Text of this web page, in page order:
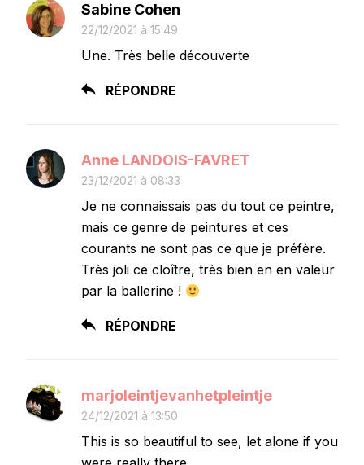
Sabine Cohen
22/12/2021 à 15:49
Une. Très belle découverte
RÉPONDRE
Anne LANDOIS-FAVRET
23/12/2021 à 08:33
Je ne connaissais pas du tout ce peintre,
mais ce genre de peintures et ces
courants ne sont pas ce que je préfère.
Très joli ce cloître, très bien en en valeur
par la ballerine !
RÉPONDRE
marjoleintjevanhetpleintje
24/12/2021 à 13:50
This is so beautiful to see, let alone if you